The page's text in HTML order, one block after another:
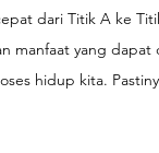
dari Titik A ke
manfaat yang
hidup kita.